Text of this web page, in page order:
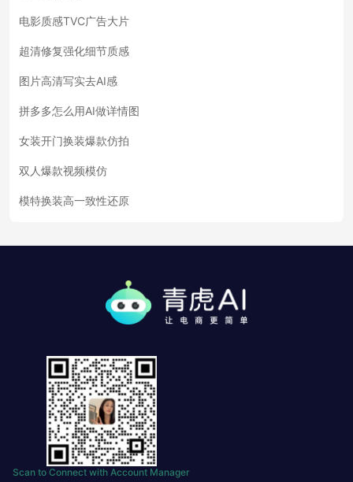
电影质感TVC广告大片
超清修复强化细节质感
图片高清写实去AI感
拼多多怎么用AI做详情图
女装开门换装爆款仿拍
双人爆款视频模仿
模特换装高一致性还原
Scan to Connect with Account Manager